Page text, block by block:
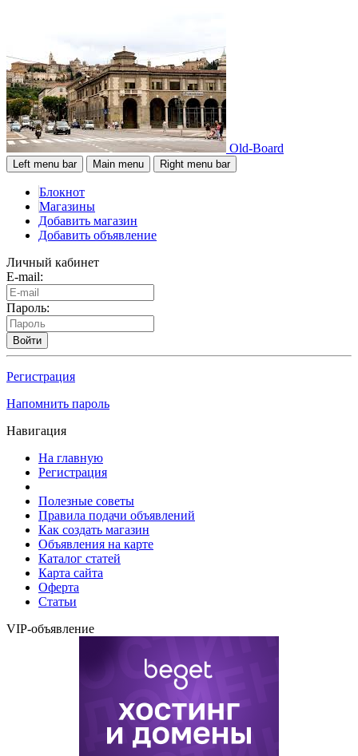
Old-Board
Left menu bar Main menu Right menu bar
Блокнот
Магазины
Добавить магазин
Добавить объявление
Личный кабинет
E-mail:
Пароль:
Войти
Регистрация
Напомнить пароль
Навигация
На главную
Регистрация
Полезные советы
Правила подачи объявлений
Как создать магазин
Объявления на карте
Каталог статей
Карта сайта
Оферта
Статьи
VIP-объявление